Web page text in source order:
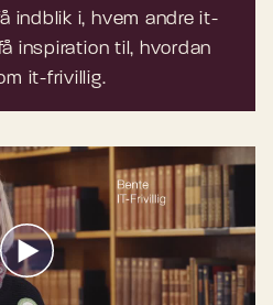
indblik i, hvem andre it-
inspiration til, hvordan
it-frivillig.